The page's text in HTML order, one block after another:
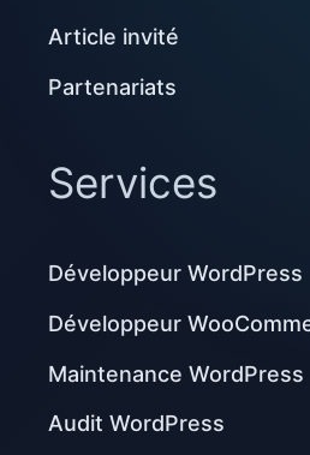
Article invité
Partenariats
Services
Développeur WordPress
Développeur
Maintenance WordPress
Audit WordPress